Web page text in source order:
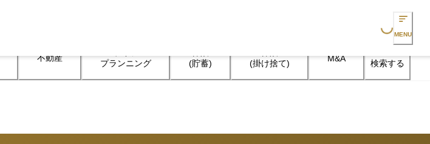
MENU
不動産
プランニング
(貯蓄)
(掛け捨て)
M&A 検索する